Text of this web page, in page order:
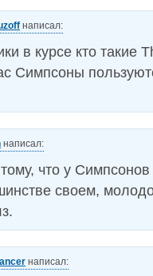
написал:
в курсе кто такие
Симпсоны
написал:
что у
своем,
написал: